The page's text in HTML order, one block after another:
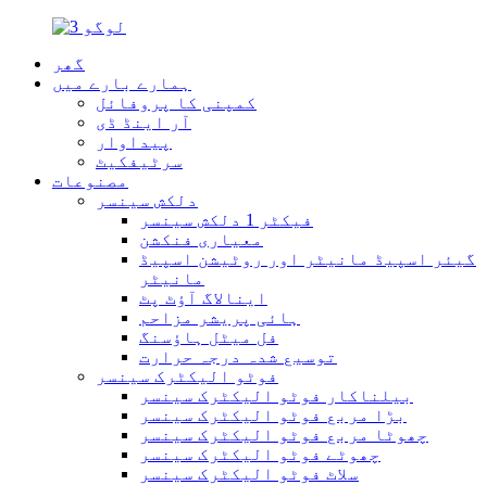
گھر
ہمارے بارے میں
کمپنی کا پروفائل
آر اینڈ ڈی
پیداوار
سرٹیفکیٹ
مصنوعات
دلکش سینسر
فیکٹر 1 دلکش سینسر
معیاری فنکشن
گیئر اسپیڈ مانیٹر اور روٹیشن اسپیڈ
مانیٹر
اینالاگ آؤٹ پٹ
ہائی پریشر مزاحم
فل میٹل ہاؤسنگ
توسیع شدہ درجہ حرارت
فوٹو الیکٹرک سینسر
بیلناکار فوٹو الیکٹرک سینسر
بڑا مربع فوٹو الیکٹرک سینسر
چھوٹا مربع فوٹو الیکٹرک سینسر
چھوٹے فوٹو الیکٹرک سینسر
سلاٹ فوٹو الیکٹرک سینسر